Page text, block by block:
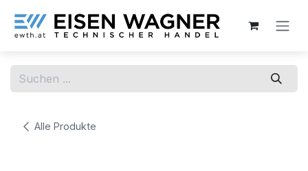
Alle Produkte